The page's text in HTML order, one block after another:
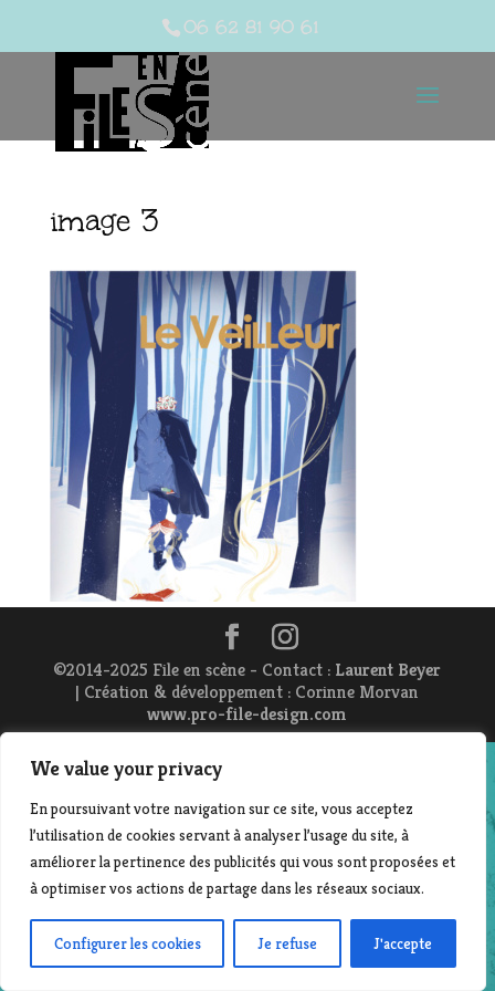
We value your privacy
En poursuivant votre navigation sur ce site, vous acceptez
l’utilisation de cookies servant à analyser l’usage du site, à
améliorer la pertinence des publicités qui vous sont proposées et
à optimiser vos actions de partage dans les réseaux sociaux.
Configurer les cookies Je refuse J'accepte
06 62 81 90 61
image 3
©2014-2025 File en scène - Contact : Laurent Beyer
| Création & développement : Corinne Morvan
www.pro-file-design.com